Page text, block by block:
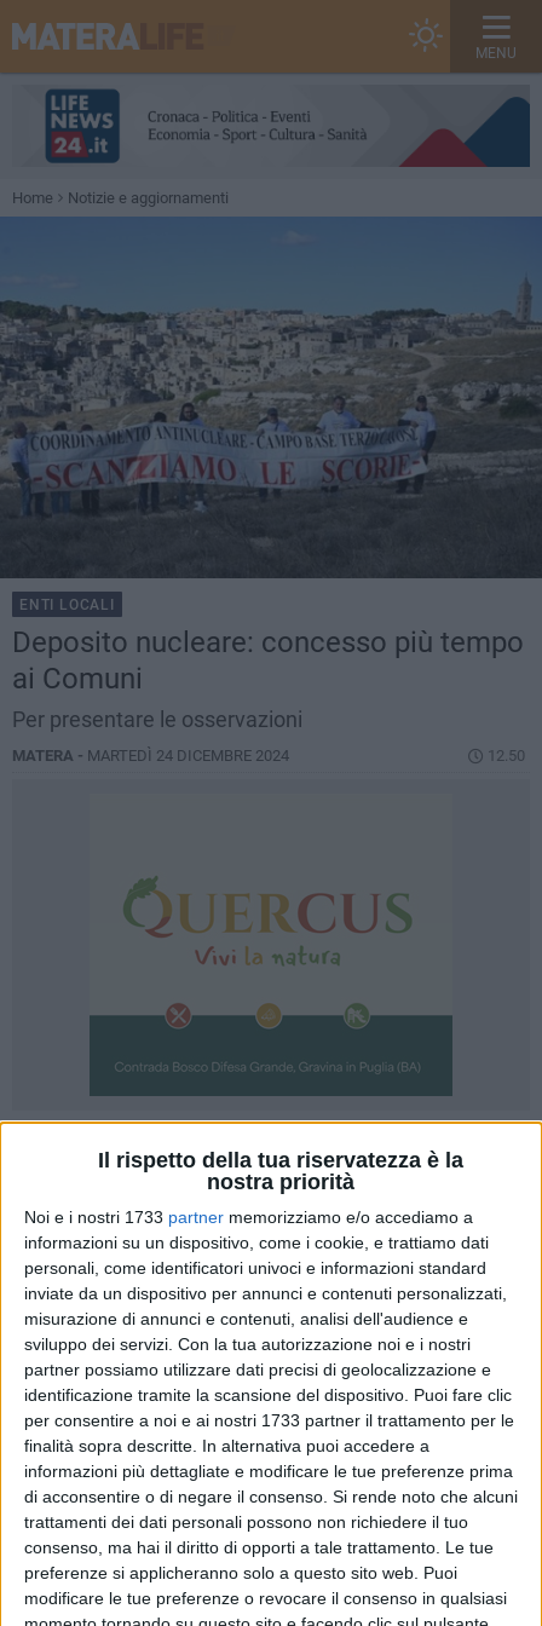
Il rispetto della tua riservatezza è la
nostra priorità
Noi e i nostri 1733 partner memorizziamo e/o accediamo a
informazioni su un dispositivo, come i cookie, e trattiamo dati
personali, come identificatori univoci e informazioni standard
inviate da un dispositivo per annunci e contenuti personalizzati,
misurazione di annunci e contenuti, analisi dell'audience e
sviluppo dei servizi. Con la tua autorizzazione noi e i nostri
partner possiamo utilizzare dati precisi di geolocalizzazione e
identificazione tramite la scansione del dispositivo. Puoi fare clic
per consentire a noi e ai nostri 1733 partner il trattamento per le
finalità sopra descritte. In alternativa puoi accedere a
informazioni più dettagliate e modificare le tue preferenze prima
di acconsentire o di negare il consenso. Si rende noto che alcuni
trattamenti dei dati personali possono non richiedere il tuo
consenso, ma hai il diritto di opporti a tale trattamento. Le tue
preferenze si applicheranno solo a questo sito web. Puoi
modificare le tue preferenze o revocare il consenso in qualsiasi
MENU
Home Notizie e aggiornamenti
ENTI LOCALI
Deposito nucleare: concesso più tempo
ai Comuni
Per presentare le osservazioni
MATERA - MARTEDÌ 24 DICEMBRE 2024 12.50
Su impulso del ministro dell'Ambiente e della Sicurezza
energetica Gilberto Pichetto, passa da trenta a sessanta
giorni il tempo a disposizione dei comuni interessati per
inviare osservazioni sulla Carta Nazionale delle Aree Idonee
a ospitare il deposito nazionale di rifiuti radioattivi incluso in
un parco tecnologico, oggetto di Valutazione Ambientale
Strategica. Il termine sarebbe scaduto il 26 dicembre e verrà
dunque posticipato di trenta giorni, per favorire la piena
partecipazione delle amministrazioni alla procedura.
Con questo atto, il ministro Pichetto ha inteso dare seguito
all'ordine del giorno approvato in sede di conversione del Dl
Ambiente n°153 del 2024, a prima firma Federico Fornaro,
nel quale si chiede questa estensione "al fine di consentire
un coinvolgimento, un dialogo e una valutazione migliori da